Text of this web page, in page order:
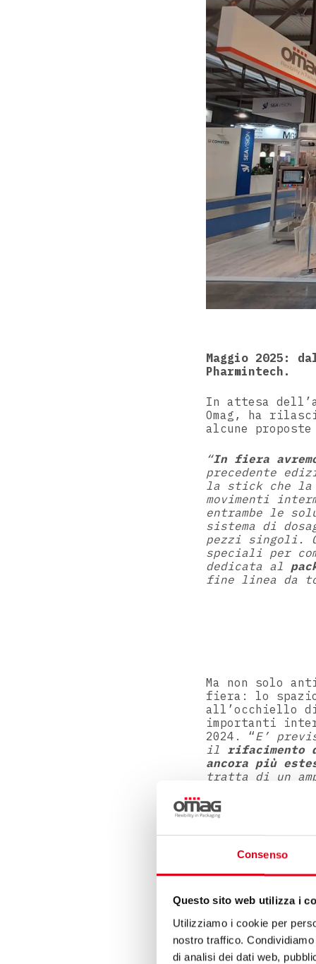
Consenso
Questo sito web utilizza i
Utilizziamo i cookie per
nostro traffico.
di analisi dei dati web,
Maggio 2025:
Pharmintech.
In attesa
Omag, ha
alcune
“In fiera
precedente
la stick che la
movimenti
entrambe le
sistema di
pezzi singoli.
speciali per
dedicata al
fine linea da
Ma non solo
fiera: lo
all’occhiello di
importanti
2024. “E’
il rifacimento
ancora più
tratta di un
la
area
dipendenti.”
astucciatrice
completamento
oggi a Omag di
partner ideale